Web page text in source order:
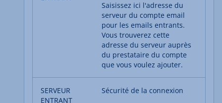
Saisissez ici l'adresse du
serveur du compte email
pour les emails entrants.
Vous trouverez cette
adresse du serveur auprès
du prestataire du compte
que vous voulez ajouter.
Sécurité de la connexion